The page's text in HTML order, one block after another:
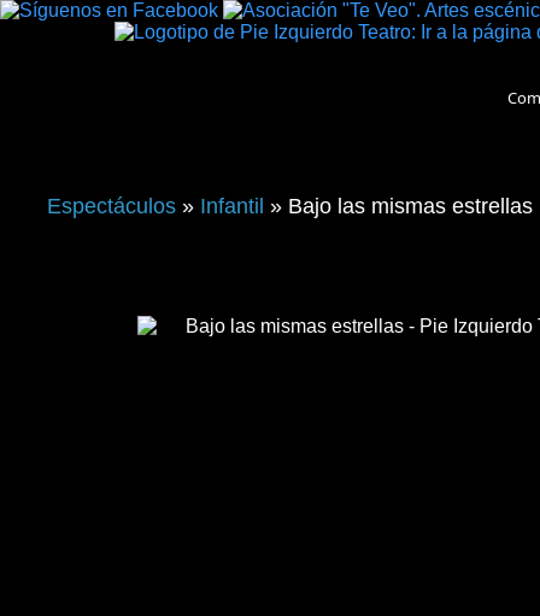
Espectáculos» Infantil » Bajo las mismas estrellas